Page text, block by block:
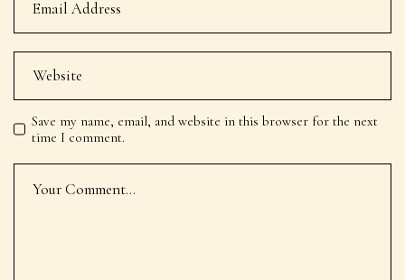
Save my name, email, and website in this browser for the next
time I comment.